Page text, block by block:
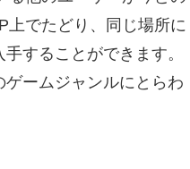
上でたどり、同じ場所に
することができます。
ームジャンルにとらわ